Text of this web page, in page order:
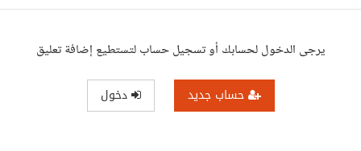
يرجى الدخول لحسابك أو تسجيل حساب لتستطيع إضافة تعليق
حساب جديد دخول